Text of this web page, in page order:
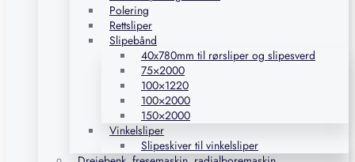
Polering
Rettsliper
Slipebånd
40x780mm til rørsliper og slipesverd
75×2000
100×1220
100×2000
150×2000
Vinkelsliper
Slipeskiver til vinkelsliper